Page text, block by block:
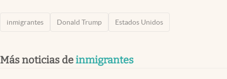
inmigrantes Donald Trump Estados Unidos
Más noticias deinmigrantes